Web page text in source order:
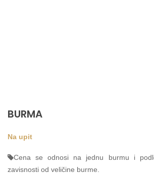
BURMA
Na upit
Cena se odnosi na jednu burmu i
zavisnosti od veličine burme.